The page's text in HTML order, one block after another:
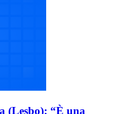
(Lesbo): “È una